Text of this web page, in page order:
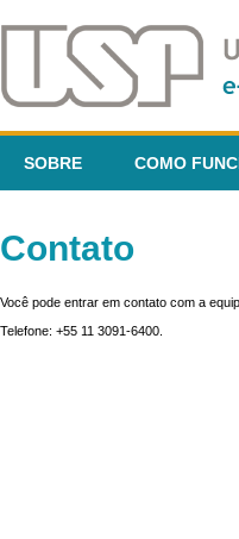
SOBRE COMO
Contato
Você pode entrar em contato com a
Telefone: +55 11 3091-6400.